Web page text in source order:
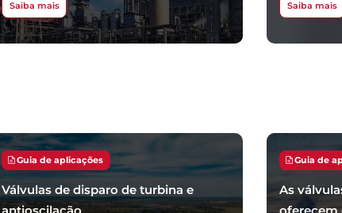
Saiba mais Saiba mais
Guia de aplicações
Válvulas de disparo de turbina e
Guia de
As